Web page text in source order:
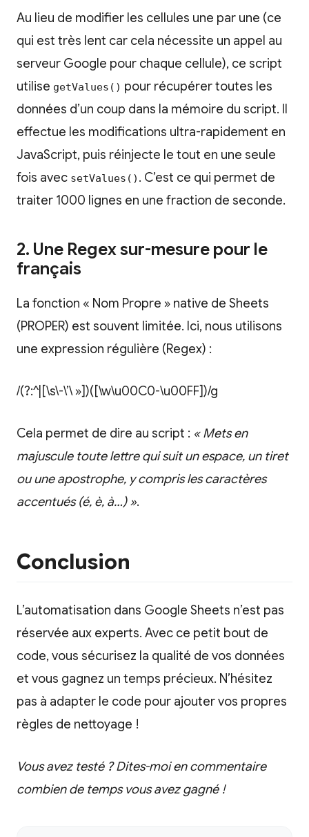
Au lieu de modifier les cellules une par une (ce
qui est très lent car cela nécessite un appel au
serveur Google pour chaque cellule), ce script
utilise getValues() pour récupérer toutes les
données d’un coup dans la mémoire du script. Il
effectue les modifications ultra-rapidement en
JavaScript, puis réinjecte le tout en une seule
fois avec setValues() . C’est ce qui permet de
traiter 1000 lignes en une fraction de seconde.
2. Une Regex sur-mesure pour le
français
La fonction « Nom Propre » native de Sheets
(PROPER) est souvent limitée. Ici, nous utilisons
une expression régulière (Regex) :
/(?:^|[\s\-\’\ »])([\w\u00C0-\u00FF])/g
Cela permet de dire au script : « Mets en
majuscule toute lettre qui suit un espace, un tiret
ou une apostrophe, y compris les caractères
accentués (é, è, à…) ».
Conclusion
L’automatisation dans Google Sheets n’est pas
réservée aux experts. Avec ce petit bout de
code, vous sécurisez la qualité de vos données
et vous gagnez un temps précieux. N’hésitez
pas à adapter le code pour ajouter vos propres
règles de nettoyage !
Vous avez testé ? Dites-moi en commentaire
combien de temps vous avez gagné !